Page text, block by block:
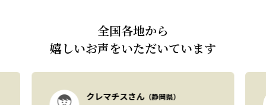
全国各地から
嬉しいお声をいただいています
クレマチスさん（静岡県）